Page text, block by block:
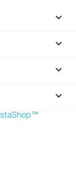



keyboard_arrow_down